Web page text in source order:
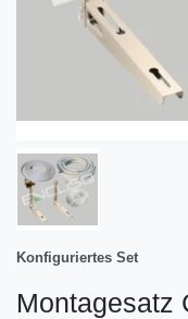
Konfiguriertes Set
Montagesatz